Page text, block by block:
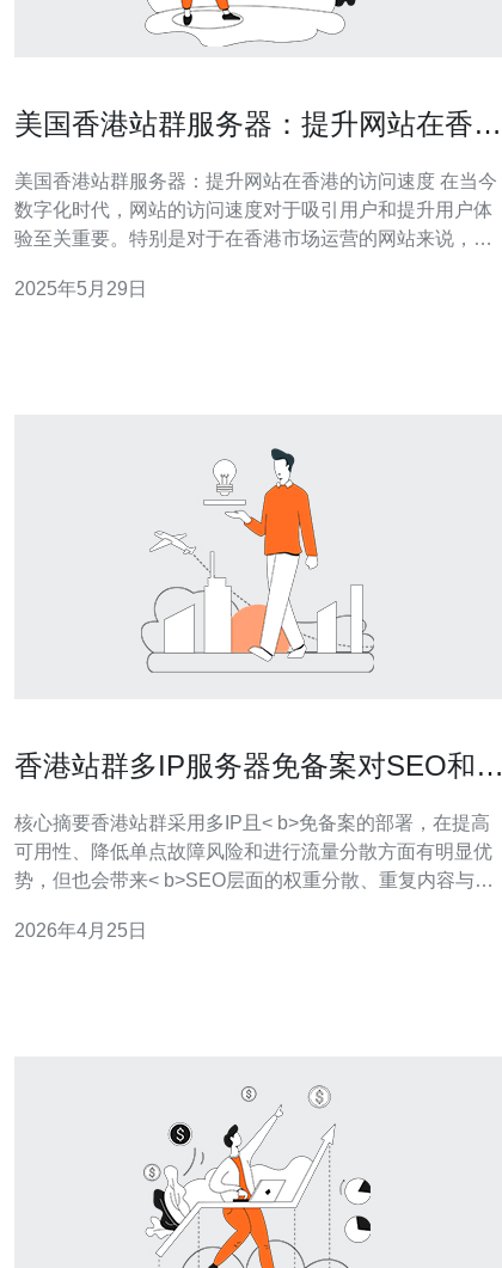
美国香港站群服务器：提升网站在香港
美国香港站群服务器：提升网站在香港的访问速度 在当今
数字化时代，网站的访问速度对于吸引用户和提升用户体
验至关重要。特别是对于在香港市场运营的网站来说，选
区的访问速度，从而提升用户体验和网站的排名。 站群服
2025年5月29日
香港站群多IP服务器免备案对SEO和流
核心摘要香港站群采用多IP且< b>免备案的部署，在提高
可用性、降低单点故障风险和进行流量分散方面有明显优
势，但也会带来< b>SEO层面的权重分散、重复内容与爬
b>CDN、域名策略、规范化（canonical）与地域化
2026年4月25日